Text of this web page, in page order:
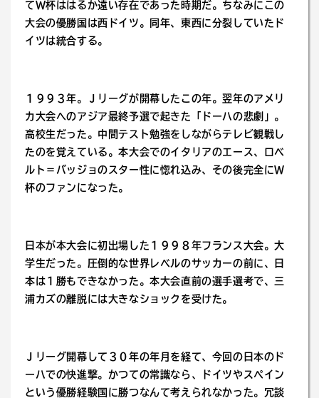
てW杯ははるか遠い存在であった時期だ。ちなみにこの
大会の優勝国は西ドイツ。同年、東西に分裂していたド
イツは統合する。
１９９３年。Ｊリーグが開幕したこの年。翌年のアメリ
カ大会へのアジア最終予選で起きた「ドーハの悲劇」。
高校生だった。中間テスト勉強をしながらテレビ観戦し
たのを覚えている。本大会でのイタリアのエース、ロベ
ルト＝バッジョのスター性に惚れ込み、その後完全にＷ
杯のファンになった。
日本が本大会に初出場した１９９８年フランス大会。大
学生だった。圧倒的な世界レベルのサッカーの前に、日
本は１勝もできなかった。本大会直前の選手選考で、三
浦カズの離脱には大きなショックを受けた。
Ｊリーグ開幕して３０年の年月を経て、今回の日本のド
ーハでの快進撃。かつての常識なら、ドイツやスペイン
という優勝経験国に勝つなんて考えられなかった。冗談